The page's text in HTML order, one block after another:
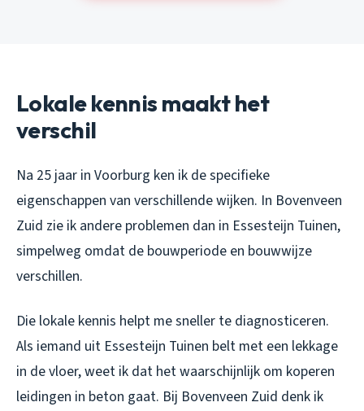
Lokale kennis maakt het
verschil
Na 25 jaar in Voorburg ken ik de specifieke
eigenschappen van verschillende wijken. In Bovenveen
Zuid zie ik andere problemen dan in Essesteijn Tuinen,
simpelweg omdat de bouwperiode en bouwwijze
verschillen.
Die lokale kennis helpt me sneller te diagnosticeren.
Als iemand uit Essesteijn Tuinen belt met een lekkage
in de vloer, weet ik dat het waarschijnlijk om koperen
leidingen in beton gaat. Bij Bovenveen Zuid denk ik